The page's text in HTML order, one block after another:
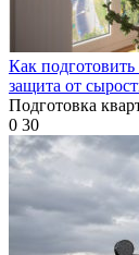
Как
защита от
Подготовка
0 30